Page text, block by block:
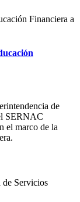
de
SERNAC
el marco de la